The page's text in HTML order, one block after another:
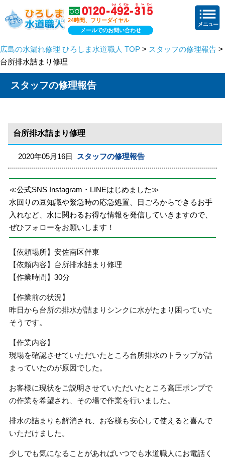
24時間、フリーダイヤル
メールでのお問い合わせ
広島の水漏れ修理 ひろしま水道職人 TOP > スタッフの修理報告 >
台所排水詰まり修理
スタッフの修理報告
台所排水詰まり修理
2020年05月16日 スタッフの修理報告
≪公式SNS Instagram・LINEはじめました≫
水回りの豆知識や緊急時の応急処置、日ごろからできるお手
入れなど、水に関わるお得な情報を発信していきますので、
ぜひフォローをお願いします！
【依頼場所】安佐南区伴東
【依頼内容】台所排水詰まり修理
【作業時間】30分
【作業前の状況】
昨日から台所の排水が詰まりシンクに水がたまり困っていた
そうです。
【作業内容】
現場を確認させていただいたところ台所排水のトラップが詰
まっていたのが原因でした。
お客様に現状をご説明させていただいたところ高圧ポンプで
の作業を希望され、その場で作業を行いました。
排水の詰まりも解消され、お客様も安心して使えると喜んで
いただけました。
少しでも気になることがあればいつでも水道職人にお電話く